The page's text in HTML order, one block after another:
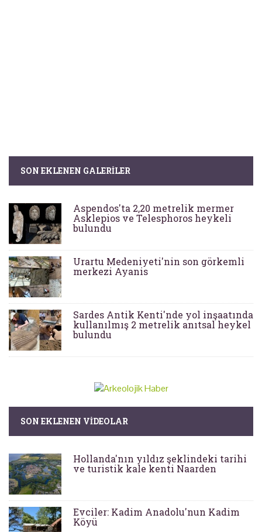
SON EKLENEN GALERILER
Aspendos'ta 2,20 metrelik mermer
Asklepios ve Telesphoros heykeli
bulundu
Urartu Medeniyeti'nin son görkemli
merkezi Ayanis
Sardes Antik Kenti'nde yol inşaatında
kullanılmış 2 metrelik anıtsal heykel
bulundu
SON EKLENEN VIDEOLAR
Hollanda'nın yıldız şeklindeki tarihi
ve turistik kale kenti Naarden
Evciler: Kadim Anadolu'nun Kadim
Köyü